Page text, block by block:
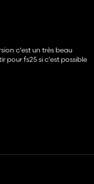
c'est un très beau
pour fs25 si c'est possible